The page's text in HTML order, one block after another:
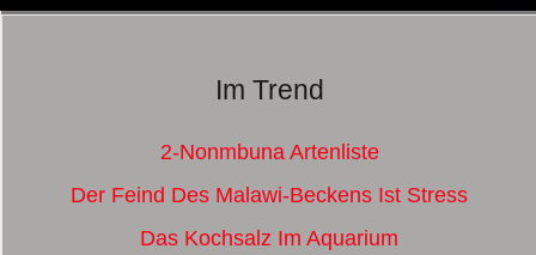
Im Trend
2-Nonmbuna Artenliste
Der Feind Des Malawi-Beckens Ist Stress
Das Kochsalz Im Aquarium